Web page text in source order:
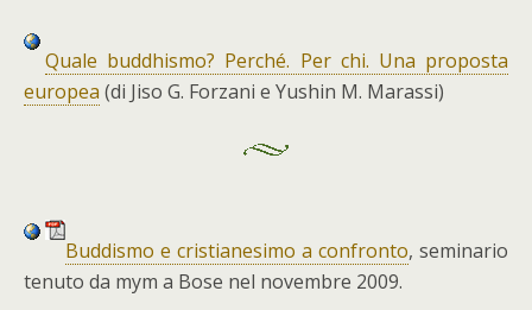
Quale buddhismo? Perché. Per chi. Una proposta
europea (di Jiso G. Forzani e Yushin M. Marassi)
Buddismo e cristianesimo a confronto, seminario
tenuto da mym a Bose nel novembre 2009.